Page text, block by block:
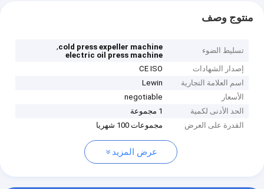
منتوج وصف
تسليط الضوء cold press expeller machine
,
electric oil press machine
إصدار الشهادات
CE ISO
اسم العلامة التجارية
Lewin
الأسعار
negotiable
الحد الأدنى لكمية
1 مجموعة
القدرة على العرض
مجموعات 100 شهريا
عرض المزيد